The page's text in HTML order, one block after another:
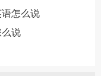
怎么说
说